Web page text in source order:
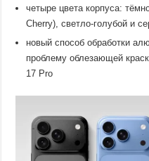
четыре цвета корпуса:
Cherry), светло-голубой и
новый способ обработки
проблему облезающей
17 Pro